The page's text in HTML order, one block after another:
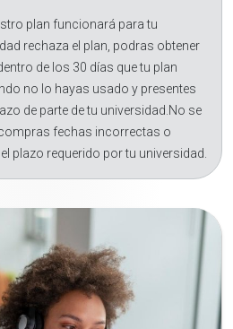
plan funcionará para tu
rechaza el plan, podras obtener
de los 30 días que tu plan
no lo hayas usado y presentes
de parte de tu universidad.No se
fechas incorrectas o
plazo requerido por tu universidad.